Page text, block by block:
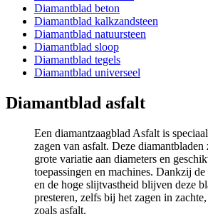
Diamantblad beton
Diamantblad kalkzandsteen
Diamantblad natuursteen
Diamantblad sloop
Diamantblad tegels
Diamantblad universeel
Diamantblad asfalt
Een diamantzaagblad Asfalt is
zagen van asfalt. Deze
grote variatie aan diameters en
toepassingen en machines. Dankzij
en de hoge slijtvastheid blijven deze
presteren, zelfs bij het zagen in
zoals asfalt.